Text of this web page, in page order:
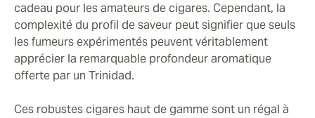
cadeau pour les amateurs de cigares. Cependant, la
complexité du profil de saveur peut signifier que seuls
les fumeurs expérimentés peuvent véritablement
apprécier la remarquable profondeur aromatique
offerte par un Trinidad.
Ces robustes cigares haut de gamme sont un régal à